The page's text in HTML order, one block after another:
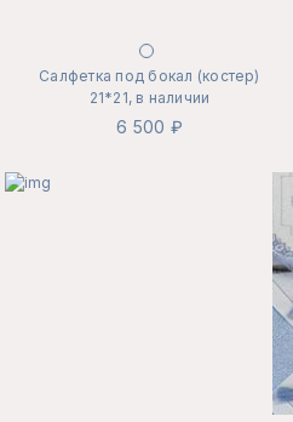
Салфетка под бокал (костер)
21*21, в наличии
6 500 ₽